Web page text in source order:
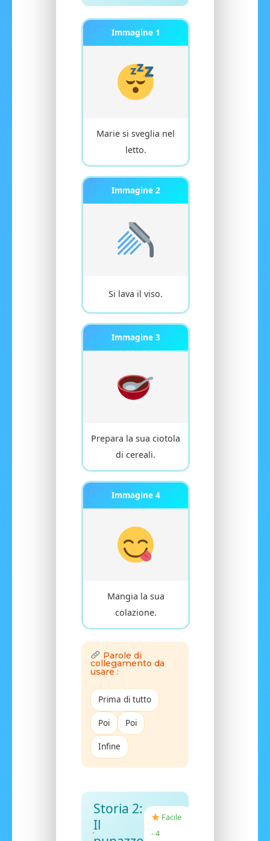
Immagine 1
Marie si sveglia nel
letto.
Immagine 2
Si lava il viso.
Immagine 3
Prepara la sua ciotola
di cereali.
Immagine 4
Mangia la sua
colazione.
Parole di
collegamento da
usare :
Prima di tutto
Poi Poi
Infine
Storia 2:
Il
Facile
- 4